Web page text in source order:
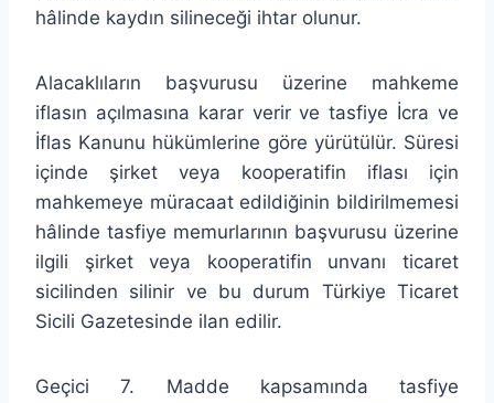
hâlinde kaydın silineceği ihtar olunur.
Alacaklıların başvurusu üzerine mahkeme
iflasın açılmasına karar verir ve tasfiye İcra ve
İflas Kanunu hükümlerine göre yürütülür. Süresi
içinde şirket veya kooperatifin iflası için
mahkemeye müracaat edildiğinin bildirilmemesi
hâlinde tasfiye memurlarının başvurusu üzerine
ilgili şirket veya kooperatifin unvanı ticaret
sicilinden silinir ve bu durum Türkiye Ticaret
Sicili Gazetesinde ilan edilir.
Geçici 7. Madde kapsamında tasfiye